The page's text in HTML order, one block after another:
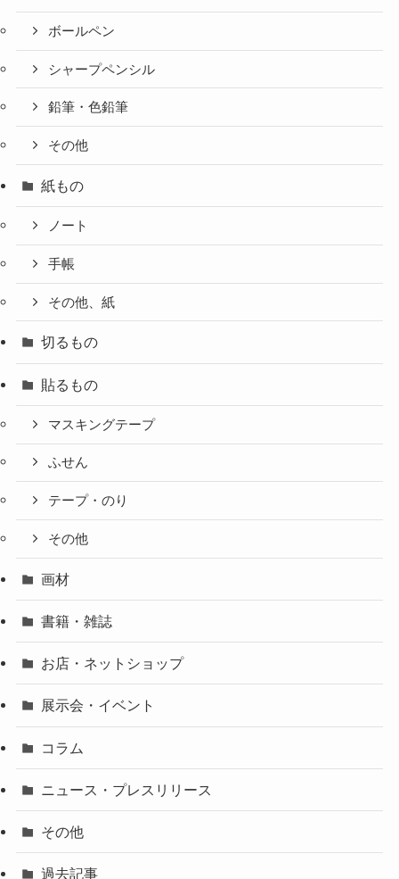
ボールペン
シャープペンシル
鉛筆・色鉛筆
その他
紙もの
ノート
手帳
その他、紙
切るもの
貼るもの
マスキングテープ
ふせん
テープ・のり
その他
画材
書籍・雑誌
お店・ネットショップ
展示会・イベント
コラム
ニュース・プレスリリース
その他
過去記事